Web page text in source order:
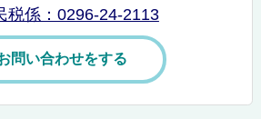
税係：0296-24-2113
問い合わせをする